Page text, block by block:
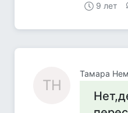
9 лет
ТН
Тамара